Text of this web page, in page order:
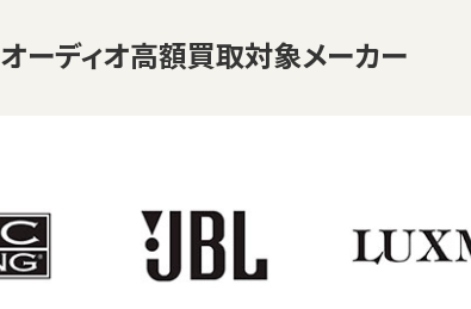
オーディオ高額買取対象メーカー